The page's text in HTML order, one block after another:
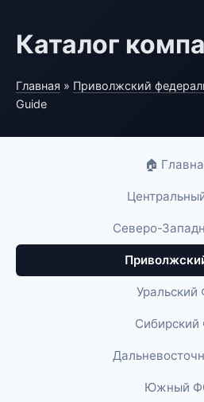
Каталог
Главная » Приволжский
Guide
🏠
Северо-
Уральский
Южный